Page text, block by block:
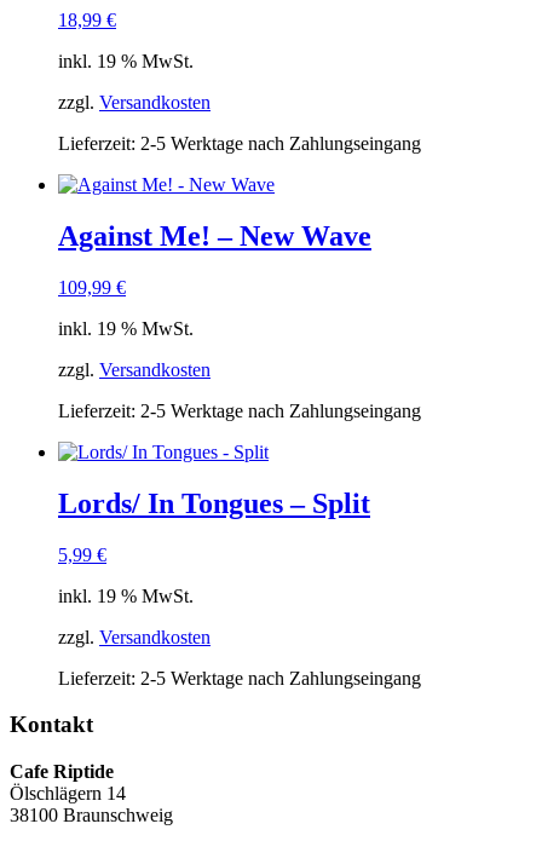
18,99 €
inkl. 19 % MwSt.
zzgl. Versandkosten
Lieferzeit: 2-5 Werktage nach Zahlungseingang
Against Me! – New Wave
109,99 €
inkl. 19 % MwSt.
zzgl. Versandkosten
Lieferzeit: 2-5 Werktage nach Zahlungseingang
Lords/ In Tongues – Split
5,99 €
inkl. 19 % MwSt.
zzgl. Versandkosten
Lieferzeit: 2-5 Werktage nach Zahlungseingang
Kontakt
Cafe Riptide
Ölschlägern 14
38100 Braunschweig